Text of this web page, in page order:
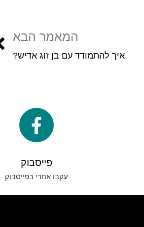
המאמר הבא
איך להתמודד עם בן זוג אדיש?
פייסבוק
עקבו אחרי בפייסבוק